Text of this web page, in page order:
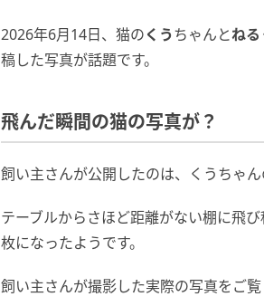
2026年6月14日、猫のくうちゃんとねる
稿した写真が話題です。
飛んだ瞬間の猫の写真が？
飼い主さんが公開したのは、くうちゃん
テーブルからさほど距離がない棚に飛
枚になったようです。
飼い主さんが撮影した実際の写真をご覧